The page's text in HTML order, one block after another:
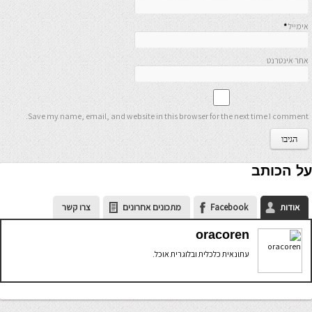
אימייל*
אתר אינטרנט
Save my name, email, and website in this browser for the next time I comment.
על הכותב
אודות Facebook מתכונים אחרונים צרו קשר
oracoren
עתונאית כלכלית ובלוגרית אוכל.